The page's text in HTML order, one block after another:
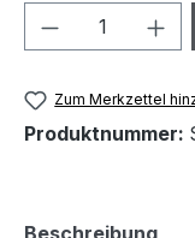
Produkt
Zum Merkzettel
Produktnummer:
Beschreibung